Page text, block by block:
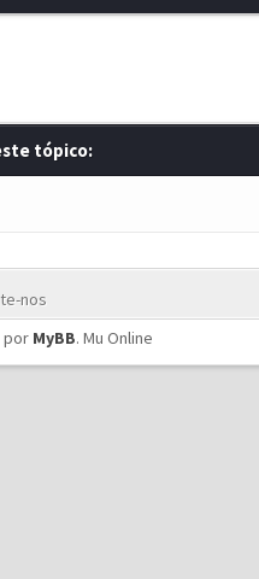
tópico:
nos
por MyBB. Mu Online